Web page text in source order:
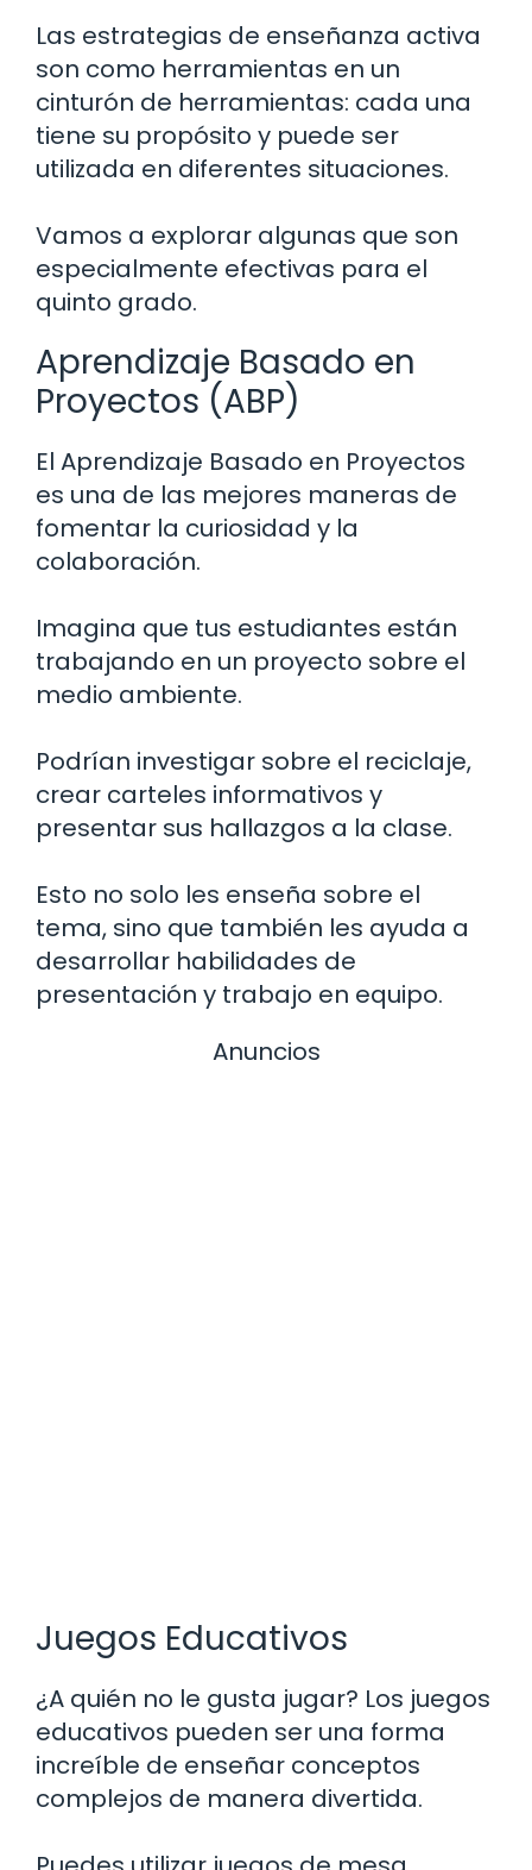
Las estrategias de enseñanza activa
son como herramientas en un
cinturón de herramientas: cada una
tiene su propósito y puede ser
utilizada en diferentes situaciones.
Vamos a explorar algunas que son
especialmente efectivas para el
quinto grado.
Aprendizaje Basado en
Proyectos (ABP)
El Aprendizaje Basado en Proyectos
es una de las mejores maneras de
fomentar la curiosidad y la
colaboración.
Imagina que tus estudiantes están
trabajando en un proyecto sobre el
medio ambiente.
Podrían investigar sobre el reciclaje,
crear carteles informativos y
presentar sus hallazgos a la clase.
Esto no solo les enseña sobre el
tema, sino que también les ayuda a
desarrollar habilidades de
presentación y trabajo en equipo.
Anuncios
Juegos Educativos
¿A quién no le gusta jugar? Los juegos
educativos pueden ser una forma
increíble de enseñar conceptos
complejos de manera divertida.